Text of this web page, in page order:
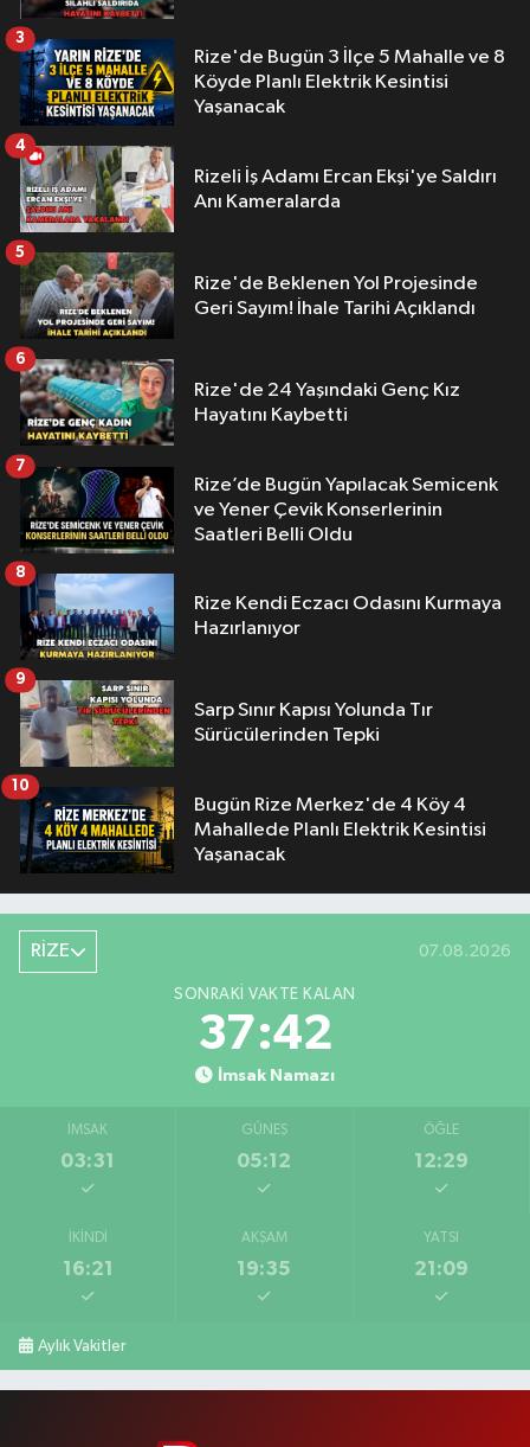
Rize'de Bugün 3 İlçe 5 Mahalle ve 8
Köyde Planlı Elektrik Kesintisi
Yaşanacak
3
Rizeli İş Adamı Ercan Ekşi'ye Saldırı
Anı Kameralarda
4
Rize'de Beklenen Yol Projesinde
Geri Sayım! İhale Tarihi Açıklandı
5
Rize'de 24 Yaşındaki Genç Kız
Hayatını Kaybetti
6
Rize’de Bugün Yapılacak Semicenk
ve Yener Çevik Konserlerinin
Saatleri Belli Oldu
7
Rize Kendi Eczacı Odasını Kurmaya
Hazırlanıyor
8
Sarp Sınır Kapısı Yolunda Tır
Sürücülerinden Tepki
9
Bugün Rize Merkez'de 4 Köy 4
Mahallede Planlı Elektrik Kesintisi
Yaşanacak
10
RİZE 07.08.2026
SONRAKI VAKTE KALAN
37:42
İmsak Namazı
İMSAK
03:31
GÜNEŞ
05:12
ÖĞLE
12:29
İKINDI
16:21
AKŞAM
19:35
YATSI
21:09
Aylık Vakitler